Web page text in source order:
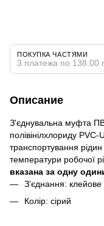
ПОКУПКА ЧАСТЯМИ
3 платежа по 138.00
Описание
З'єднувальна муфта
полівінілхлориду
транспортування
температури робочої
вказана за одну
З’єднання: клейове
Колір: сірий